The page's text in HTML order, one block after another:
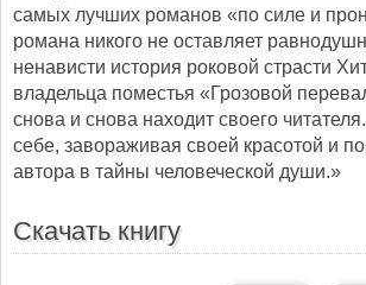
самых лучших романов «по силе и
романа никого не оставляет
ненависти история роковой страсти
владельца поместья «Грозовой
снова и снова находит своего
себе, завораживая своей красотой и
автора в тайны человеческой души.»
Скачать книгу